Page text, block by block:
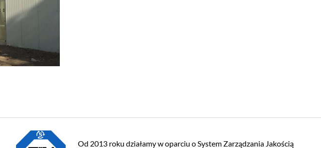
Od 2013 roku działamy w oparciu o System Zarządzania Jakością